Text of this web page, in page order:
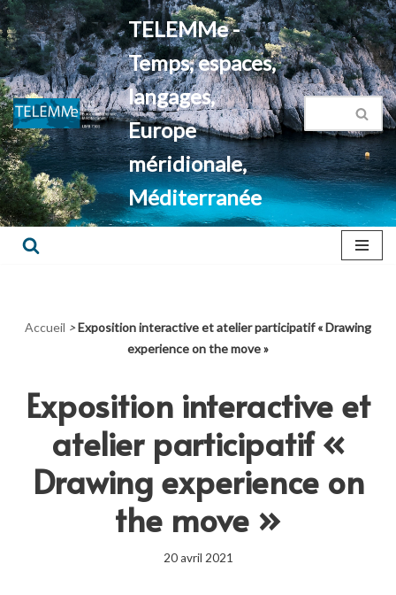
Aller
au
contenu
TELEMMe -
Temps, espaces,
langages,
Europe
méridionale,
Méditerranée
Accueil >Exposition interactive et atelier participatif « Drawing
experience on the move »
Exposition interactive et
atelier participatif «
Drawing experience on
the move »
20 avril 2021